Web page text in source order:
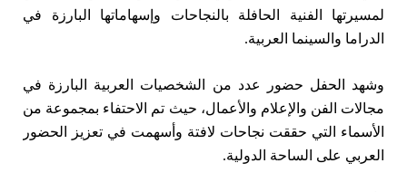
لمسيرتها الفنية الحافلة بالنجاحات وإسهاماتها البارزة في
الدراما والسينما العربية.
وشهد الحفل حضور عدد من الشخصيات العربية البارزة في
مجالات الفن والإعلام والأعمال، حيث تم الاحتفاء بمجموعة من
الأسماء التي حققت نجاحات لافتة وأسهمت في تعزيز الحضور
العربي على الساحة الدولية.